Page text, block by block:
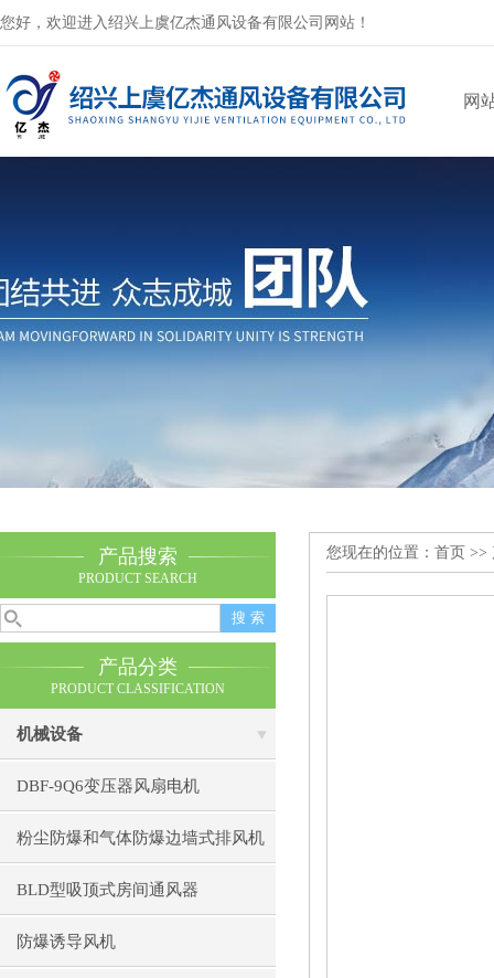
您好，欢迎进入绍兴上虞亿杰通风设备有限公司网站！
网
产品搜索
PRODUCT SEARCH
产品分类
PRODUCT CLASSIFICATION
机械设备
DBF-9Q6变压器风扇电机
粉尘防爆和气体防爆边墙式排风机
BLD型吸顶式房间通风器
防爆诱导风机
您现在的位置： 首页 >>